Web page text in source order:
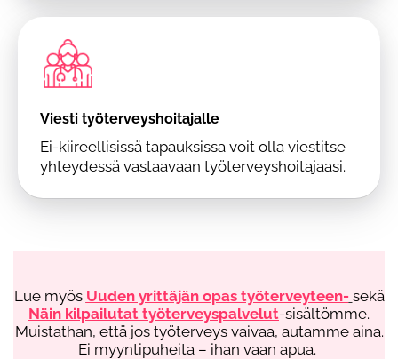
Viesti työterveyshoitajalle
Ei-kiireellisissä tapauksissa voit olla viestitse
yhteydessä vastaavaan työterveyshoitajaasi.
Lue myös Uuden yrittäjän opas työterveyteen- sekä
Näin kilpailutat työterveyspalvelut-sisältömme.
Muistathan, että jos työterveys vaivaa, autamme aina.
Ei myyntipuheita – ihan vaan apua.